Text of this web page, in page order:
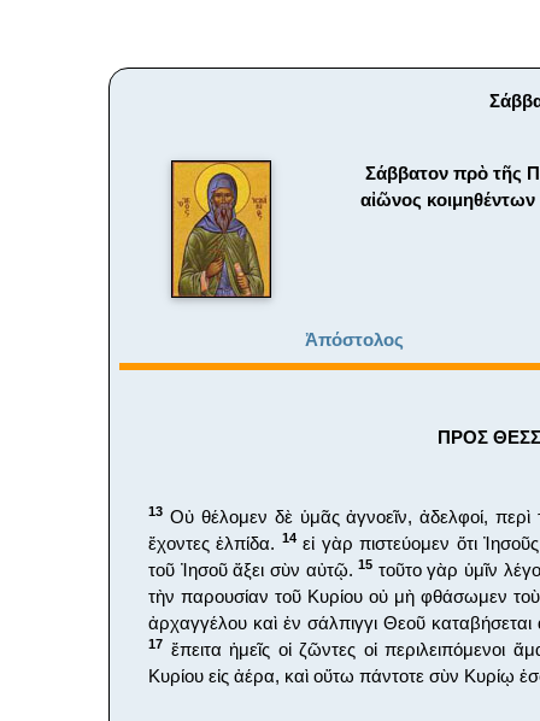
Σάββατον πρὸ τῆς
αἰῶνος
Ἀπόστολος
ΠΡΟΣ
13 Οὐ θέλομεν δὲ ὑμᾶς ἀγνοεῖν, ἀδελφοί,
ἔχοντες ἐλπίδα. 14εἰ γὰρ πιστεύομεν ὅτι
τοῦ Ἰησοῦ ἄξει σὺν αὐτῷ.15 τοῦτο γὰρ ὑμῖν
τὴν παρουσίαν τοῦ Κυρίου οὐ μὴ φθάσωμεν
ἀρχαγγέλου καὶ ἐν σάλπιγγι Θεοῦ
17 ἔπειτα ἡμεῖς οἱ ζῶντες οἱ περιλειπόμενοι
Κυρίου εἰς ἀέρα, καὶ οὕτω πάντοτε σὺν Κυρίῳ